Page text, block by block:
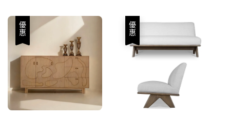
優惠 優惠